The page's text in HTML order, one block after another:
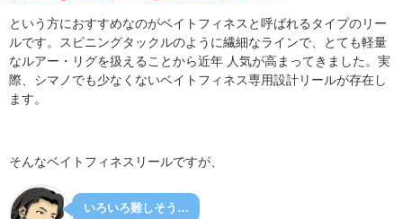
という方におすすめなのがベイトフィネスと呼ばれるタイプのリー
ルです。スピニングタックルのように繊細なラインで、とても軽量
なルアー・リグを扱えることから近年 人気が高まってきました。実
際、シマノでも少なくないベイトフィネス専用設計リールが存在し
ます。
そんなベイトフィネスリールですが、
いろいろ難しそう…